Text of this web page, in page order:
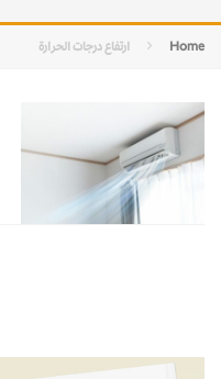
Home ارتفاع درجات الحرارة